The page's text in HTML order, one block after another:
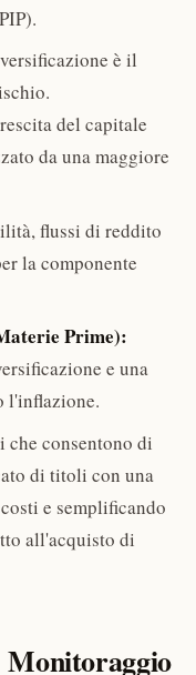
è il
del capitale
da una maggiore
flussi di reddito
la componente
Prime):
e una
l'inflazione.
che consentono di
di titoli con una
e semplificando
all'acquisto di
Monitoraggio